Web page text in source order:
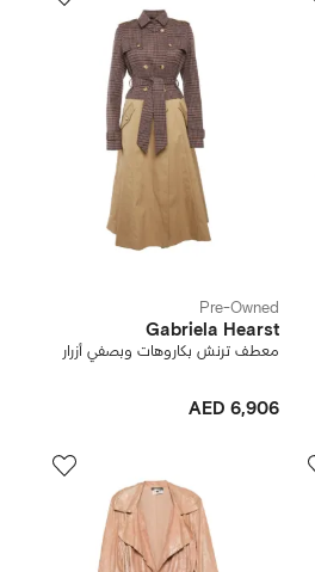
Pre-Owned
Gabriela Hearst
معطف ترنش بكاروهات وبصفي أزرار
AED 6,906